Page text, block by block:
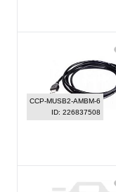
CCP-MUSB2-AMBM-6
ID: 226837508